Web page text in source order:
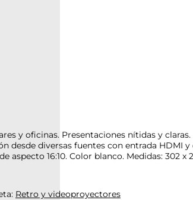
y oficinas. Presentaciones nítidas y claras.
diversas fuentes con entrada HDMI
aspecto 16:10. Color blanco. Medidas: 302 x
Retro y videoproyectores